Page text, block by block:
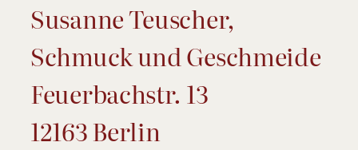
Susanne Teuscher,
Schmuck und Geschmeide
Feuerbachstr. 13
12163 Berlin